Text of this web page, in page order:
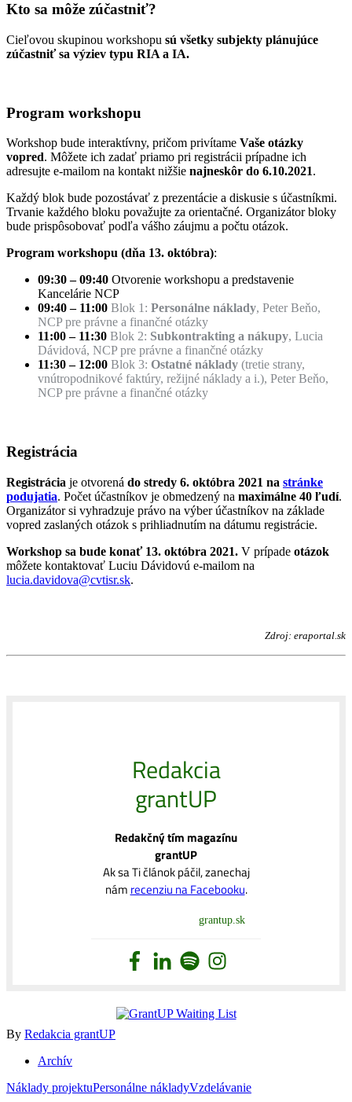
Kto sa môže zúčastniť?
Cieľovou skupinou workshopu sú všetky subjekty plánujúce
zúčastniť sa výziev typu RIA a IA.
Program workshopu
Workshop bude interaktívny, pričom privítame Vaše otázky
vopred. Môžete ich zadať priamo pri registrácii prípadne ich
adresujte e-mailom na kontakt nižšie najneskôr do 6.10.2021.
Každý blok bude pozostávať z prezentácie a diskusie s účastníkmi.
Trvanie každého bloku považujte za orientačné. Organizátor bloky
bude prispôsobovať podľa vášho záujmu a počtu otázok.
Program workshopu (dňa 13. októbra):
09:30 – 09:40 Otvorenie workshopu a predstavenie
Kancelárie NCP
09:40 – 11:00 Blok 1: Personálne náklady, Peter Beňo,
NCP pre právne a finančné otázky
11:00 – 11:30 Blok 2: Subkontrakting a nákupy, Lucia
Dávidová, NCP pre právne a finančné otázky
11:30 – 12:00 Blok 3: Ostatné náklady (tretie strany,
vnútropodnikové faktúry, režijné náklady a i.), Peter Beňo,
NCP pre právne a finančné otázky
Registrácia
Registrácia je otvorená do stredy 6. októbra 2021 na stránke
podujatia. Počet účastníkov je obmedzený na maximálne 40 ľudí.
Organizátor si vyhradzuje právo na výber účastníkov na základe
vopred zaslaných otázok s prihliadnutím na dátumu registrácie.
Workshop sa bude konať 13. októbra 2021. V prípade otázok
môžete kontaktovať Luciu Dávidovú e-mailom na
lucia.davidova@cvtisr.sk.
Zdroj: eraportal.sk
Redakcia
grantUP
Redakčný tím magazínu
grantUP
Ak sa Ti článok páčil, zanechaj
nám recenziu na Facebooku.
grantup.sk
By Redakcia grantUP
Archív
Náklady projektuPersonálne nákladyVzdelávanie